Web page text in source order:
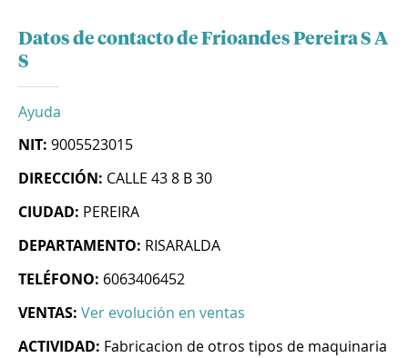
Datos de contacto de Frioandes Pereira S A
S
Ayuda
NIT: 9005523015
DIRECCIÓN: CALLE 43 8 B 30
CIUDAD: PEREIRA
DEPARTAMENTO: RISARALDA
TELÉFONO: 6063406452
VENTAS: Ver evolución en ventas
ACTIVIDAD: Fabricacion de otros tipos de maquinaria